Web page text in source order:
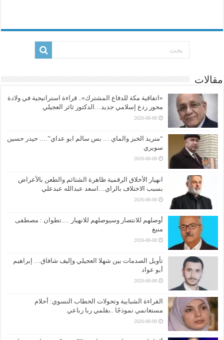
مقالات
«اتفاقية مكة للدفاع المشترك».. قراءة استراتيجية في ولادة
محور ردع إسلامي جديد…الدكتور ثائر العجيلي
2026-08-08
“منريد الخبز والماي … بس سالم ابو عداي”…. حيدر حسين
سويري
2026-08-08
انهيار الأخلاق الرقمية ظاهرة الشتائم والطعن بالأعراض
بسبب الاختلاف بالراي…اسعد عبدالله عبدعلي
2026-08-08
أوصلهم للانتصار وسيوصلهم للانهيار ….تطوان : مصطفى
منيغ
2026-08-08
تأويل الصدمات بين شهلا العجيلي وإليف شافاق… إبراهيم
أبو عواد
2026-08-08
القراءة الشبابية وتحولات الخطاب النسوي: أحلام
مستغانمي نموذجًا ..بقلمي ربا رباعي
2026-08-08